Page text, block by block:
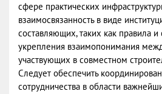
сфере практических
взаимосвязанность в виде
составляющих, таких как правила и
укрепления взаимопонимания
участвующих в совместном
Следует обеспечить
сотрудничества в области